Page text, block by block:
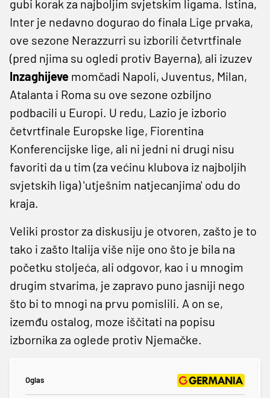
gubi korak za najboljim svjetskim ligama. Istina,
Inter je nedavno dogurao do finala Lige prvaka,
ove sezone Nerazzurri su izborili četvrtfinale
(pred njima su ogledi protiv Bayerna), ali izuzev
Inzaghijeve momčadi Napoli, Juventus, Milan,
Atalanta i Roma su ove sezone ozbiljno
podbacili u Europi. U redu, Lazio je izborio
četvrtfinale Europske lige, Fiorentina
Konferencijske lige, ali ni jedni ni drugi nisu
favoriti da u tim (za većinu klubova iz najboljih
svjetskih liga) 'utješnim natjecanjima' odu do
kraja.
Veliki prostor za diskusiju je otvoren, zašto je to
tako i zašto Italija više nije ono što je bila na
početku stoljeća, ali odgovor, kao i u mnogim
drugim stvarima, je zapravo puno jasniji nego
što bi to mnogi na prvu pomislili. A on se,
izemđu ostalog, moze iščitati na popisu
izbornika za oglede protiv Njemačke.
Oglas